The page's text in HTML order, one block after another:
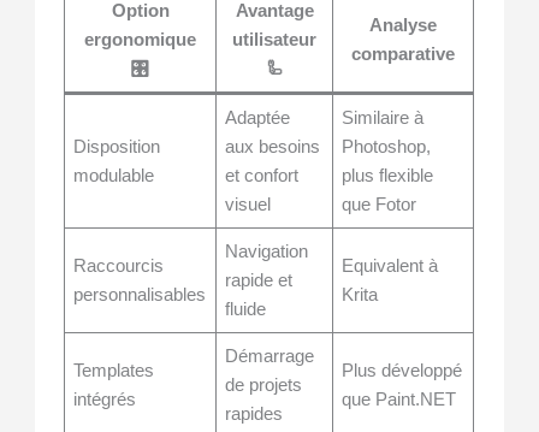
Option
ergonomique
🎛️
Avantage
utilisateur
🦾
Analyse
comparative
Disposition
modulable
Adaptée
aux besoins
et confort
visuel
Similaire à
Photoshop,
plus flexible
que Fotor
Raccourcis
personnalisables
Navigation
rapide et
fluide
Equivalent à
Krita
Templates
intégrés
Démarrage
de projets
rapides
Plus développé
que Paint.NET